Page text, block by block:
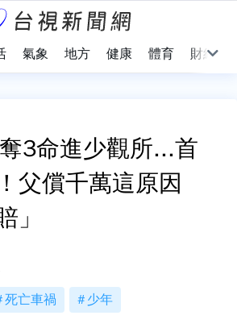
氣象 地方 健康 體育 財經
3命進少觀所...首
父償千萬這原因
」
死亡車禍 少年